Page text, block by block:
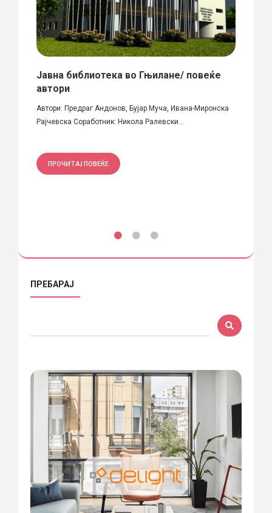
Јавна библиотека во Гњилане/ повеќе
автори
Автори: Предраг Андонов, Бујар Муча, Ивана-Миронска
Рајчевска Соработник: Никола Ралевски...
ПРОЧИТАЈ ПОВЕЌЕ
ПРЕБАРАЈ